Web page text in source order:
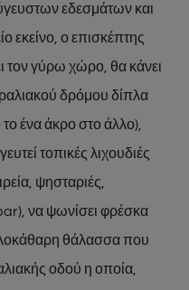
εδεσμάτων και
εκείνο, ο επισκέπτης
τον γύρω χώρο, θα κάνει
δρόμου δίπλα
ένα άκρο στο άλλο),
τοπικές λιχουδιές
ψησταριές,
να ψωνίσει φρέσκα
θάλασσα που
οδού η οποία,